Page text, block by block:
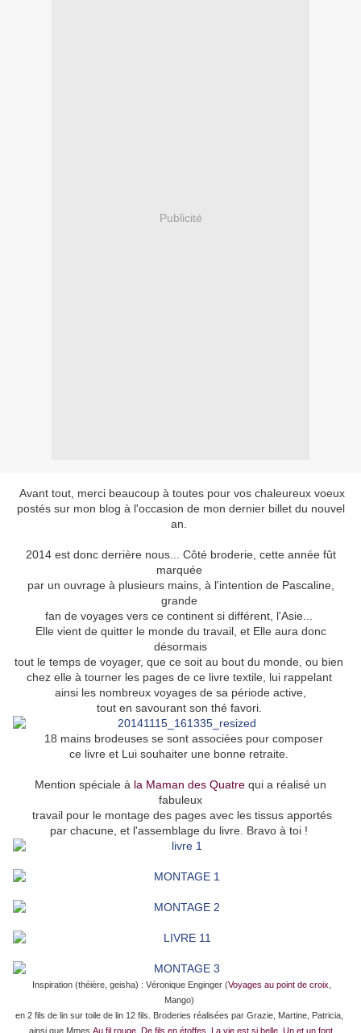
Publicité
Avant tout, merci beaucoup à toutes pour vos chaleureux voeux
postés sur mon blog à l'occasion de mon dernier billet du nouvel
an.
2014 est donc derrière nous... Côté broderie, cette année fût
marquée
par un ouvrage à plusieurs mains, à l'intention de Pascaline,
grande
fan de voyages vers ce continent si différent, l'Asie...
Elle vient de quitter le monde du travail, et Elle aura donc
désormais
tout le temps de voyager, que ce soit au bout du monde, ou bien
chez elle à tourner les pages de ce livre textile, lui rappelant
ainsi les nombreux voyages de sa période active,
tout en savourant son thé favori.
18 mains brodeuses se sont associées pour composer
ce livre et Lui souhaiter une bonne retraite.
Mention spéciale à la Maman des Quatre qui a réalisé un
fabuleux
travail pour le montage des pages avec les tissus apportés
par chacune, et l'assemblage du livre. Bravo à toi !
Inspiration (théière, geisha) : Véronique Enginger (Voyages au point de croix
Mango)
en 2 fils de lin sur toile de lin 12 fils. Broderies réalisées par Grazie, Martine, Patricia,
ainsi que Mmes Au fil rouge, De fils en étoffes La vie est si belle, Un et un font